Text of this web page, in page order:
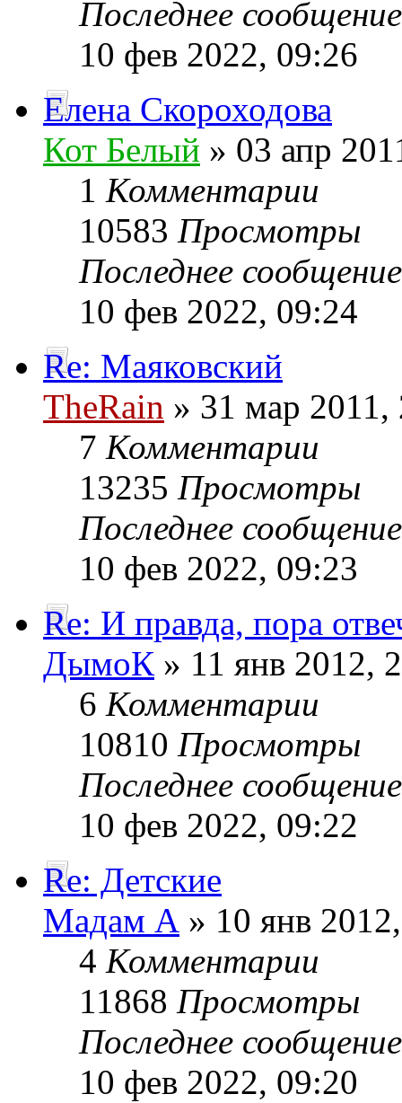
Последнее
10 фев 2022, 09:26
Елена Скороходова
Кот Белый » 03 апр
1 Комментарии
10583 Просмотры
Последнее
10 фев 2022, 09:24
Re: Маяковский
TheRain » 31 мар 2011,
7 Комментарии
13235 Просмотры
Последнее
10 фев 2022, 09:23
Re: И правда, пора
ДымоК » 11 янв 2012,
6 Комментарии
10810 Просмотры
Последнее
10 фев 2022, 09:22
Re: Детские
Мадам А » 10 янв
4 Комментарии
11868 Просмотры
Последнее
10 фев 2022, 09:20